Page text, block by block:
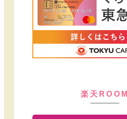
楽天ROOM